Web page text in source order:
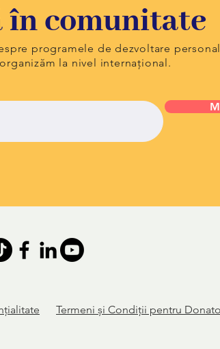
comunitate
programele de dezvoltare
la nivel internațional.
Termeni și Condiții pentru